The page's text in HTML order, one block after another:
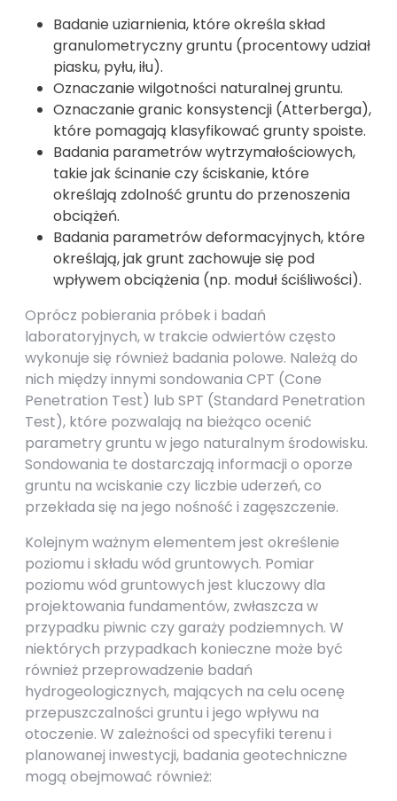
Badanie uziarnienia, które określa skład
granulometryczny gruntu (procentowy udział
piasku, pyłu, iłu).
Oznaczanie wilgotności naturalnej gruntu.
Oznaczanie granic konsystencji (Atterberga),
które pomagają klasyfikować grunty spoiste.
Badania parametrów wytrzymałościowych,
takie jak ścinanie czy ściskanie, które
określają zdolność gruntu do przenoszenia
obciążeń.
Badania parametrów deformacyjnych, które
określają, jak grunt zachowuje się pod
wpływem obciążenia (np. moduł ściśliwości).
Oprócz pobierania próbek i badań
laboratoryjnych, w trakcie odwiertów często
wykonuje się również badania polowe. Należą do
nich między innymi sondowania CPT (Cone
Penetration Test) lub SPT (Standard Penetration
Test), które pozwalają na bieżąco ocenić
parametry gruntu w jego naturalnym środowisku.
Sondowania te dostarczają informacji o oporze
gruntu na wciskanie czy liczbie uderzeń, co
przekłada się na jego nośność i zagęszczenie.
Kolejnym ważnym elementem jest określenie
poziomu i składu wód gruntowych. Pomiar
poziomu wód gruntowych jest kluczowy dla
projektowania fundamentów, zwłaszcza w
przypadku piwnic czy garaży podziemnych. W
niektórych przypadkach konieczne może być
również przeprowadzenie badań
hydrogeologicznych, mających na celu ocenę
przepuszczalności gruntu i jego wpływu na
otoczenie. W zależności od specyfiki terenu i
planowanej inwestycji, badania geotechniczne
mogą obejmować również: